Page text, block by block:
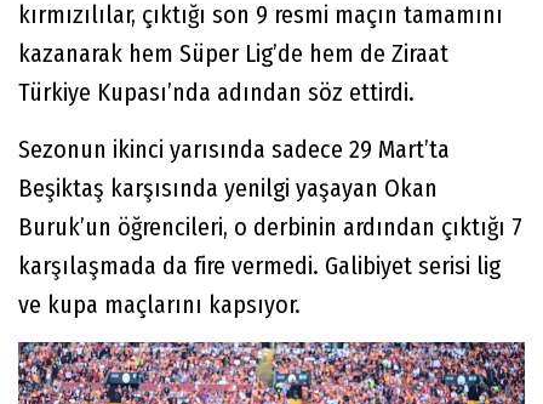
kırmızılılar, çıktığı son 9 resmi maçın tamamını
kazanarak hem Süper Lig’de hem de Ziraat
Türkiye Kupası’nda adından söz ettirdi.
Sezonun ikinci yarısında sadece 29 Mart’ta
Beşiktaş karşısında yenilgi yaşayan Okan
Buruk’un öğrencileri, o derbinin ardından çıktığı 7
karşılaşmada da fire vermedi. Galibiyet serisi lig
ve kupa maçlarını kapsıyor.